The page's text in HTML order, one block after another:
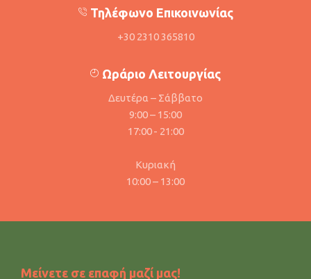
Τηλέφωνο Επικοινωνίας
+30 2310 365810
Ωράριο Λειτουργίας
Δευτέρα – Σάββατο
9:00 – 15:00
17:00 - 21:00
Κυριακή
10:00 – 13:00
Μείνετε σε επαφή μαζί μας!